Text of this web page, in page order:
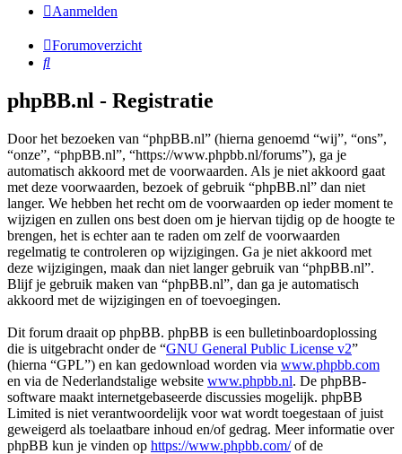
Aanmelden
Forumoverzicht
Zoek
phpBB.nl - Registratie
Door het bezoeken van “phpBB.nl” (hierna genoemd “wij”, “ons”,
“onze”, “phpBB.nl”, “https://www.phpbb.nl/forums”), ga je
automatisch akkoord met de voorwaarden. Als je niet akkoord gaat
met deze voorwaarden, bezoek of gebruik “phpBB.nl” dan niet
langer. We hebben het recht om de voorwaarden op ieder moment te
wijzigen en zullen ons best doen om je hiervan tijdig op de hoogte te
brengen, het is echter aan te raden om zelf de voorwaarden
regelmatig te controleren op wijzigingen. Ga je niet akkoord met
deze wijzigingen, maak dan niet langer gebruik van “phpBB.nl”.
Blijf je gebruik maken van “phpBB.nl”, dan ga je automatisch
akkoord met de wijzigingen en of toevoegingen.
Dit forum draait op phpBB. phpBB is een bulletinboardoplossing
die is uitgebracht onder de “GNU General Public License v2”
(hierna “GPL”) en kan gedownload worden via www.phpbb.com
en via de Nederlandstalige website www.phpbb.nl. De phpBB-
software maakt internetgebaseerde discussies mogelijk. phpBB
Limited is niet verantwoordelijk voor wat wordt toegestaan of juist
geweigerd als toelaatbare inhoud en/of gedrag. Meer informatie over
phpBB kun je vinden op https://www.phpbb.com/of de